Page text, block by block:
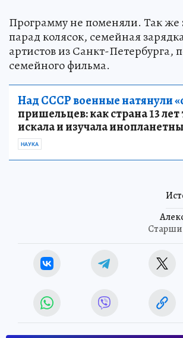
Программу не поменяли. Так же
парад колясок, семейная
артистов из Санкт-Петербурга,
семейного фильма.
Над СССР военные натянули
пришельцев: как страна 13
искала и изучала
НАУКА